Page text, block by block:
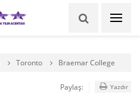
Toronto Braemar College
Paylaş: Yazdır